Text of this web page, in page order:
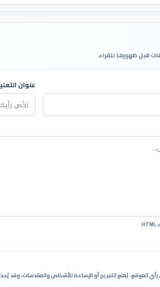
قبل ظهورها للقراء.
عنوان
رأي الموقع. يُمنع التجريح أو الإساءة للأشخاص والمقدسات، وقد